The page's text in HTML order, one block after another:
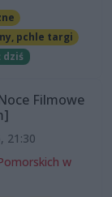
pchle targi
dziś
Filmowe
21:30
w